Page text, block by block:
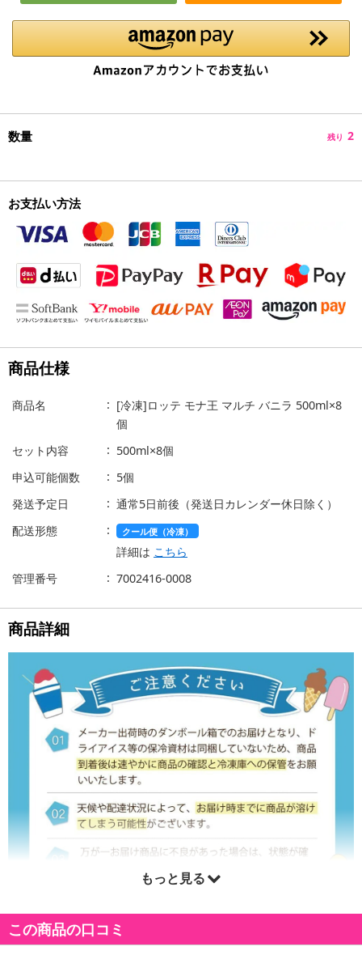
数量 残り 2
お支払い方法
商品仕様
商品名
[冷凍]ロッテ モナ王 マルチ バニラ 500ml×8
個
セット内容
500ml×8個
申込可能個数
5個
発送予定日
通常5日前後（発送日カレンダー休日除く）
配送形態
クール便（冷凍）
詳細は こちら
管理番号
7002416-0008
商品詳細
もっと見る
この商品の口コミ